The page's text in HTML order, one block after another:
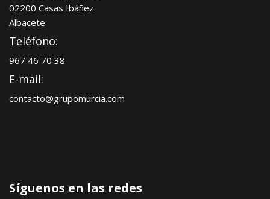
02200 Casas Ibáñez
Albacete
Teléfono:
967 46 70 38
E-mail:
contacto@grupomurcia.com
Síguenos en las redes